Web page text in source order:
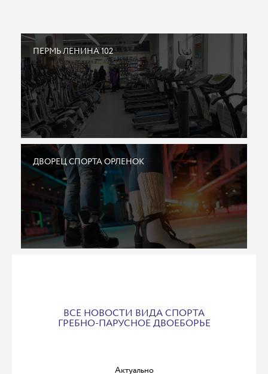
ПЕРМЬ ЛЕНИНА 102
ДВОРЕЦ СПОРТА ОРЛЕНОК
ВСЕ НОВОСТИ ВИДА СПОРТА
ГРЕБНО-ПАРУСНОЕ ДВОЕБОРЬЕ
Актуально